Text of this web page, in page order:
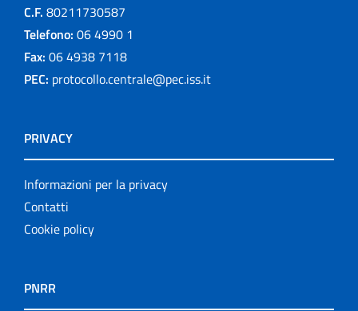
C.F. 80211730587
Telefono: 06 4990 1
Fax: 06 4938 7118
PEC: protocollo.centrale@pec.iss.it
PRIVACY
Informazioni per la privacy
Contatti
Cookie policy
PNRR